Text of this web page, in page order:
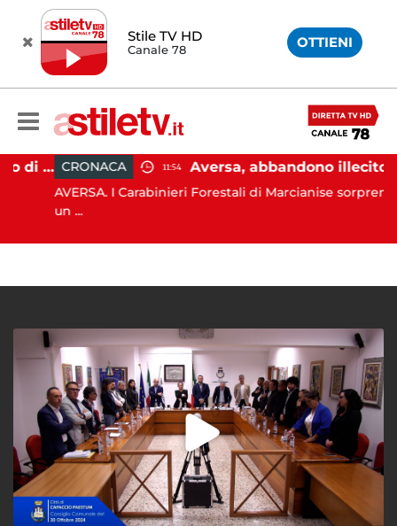
Stile TV HD
Canale 78 OTTIENI
Capaccio Paestum, affondo di Forza Italia: "Paolino è arrivato al capolinea" CRONACA 11:54
AVERSA. I Carabinieri Forestali di Marcianise sorprendono
un ...